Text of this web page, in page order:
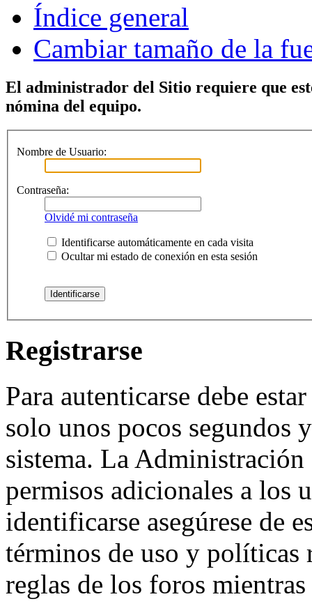
Índice general
Cambiar tamaño de la
El administrador del Sitio requiere que
nómina del equipo.
Nombre de Usuario:
Contraseña:
Olvidé mi contraseña
Identificarse automáticamente en cada visita
Ocultar mi estado de conexión en esta sesión
Registrarse
Para autenticarse debe
solo unos pocos segundos
sistema. La
permisos adicionales a los
identificarse asegúrese de
términos de uso y políticas
reglas de los foros